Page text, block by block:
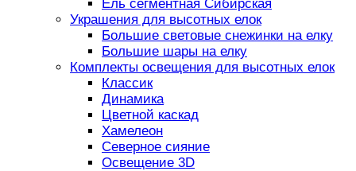
Ель сегментная Сибирская
Украшения для высотных елок
Большие световые снежинки на елку
Большие шары на елку
Комплекты освещения для высотных елок
Классик
Динамика
Цветной каскад
Хамелеон
Северное сияние
Освещение 3D